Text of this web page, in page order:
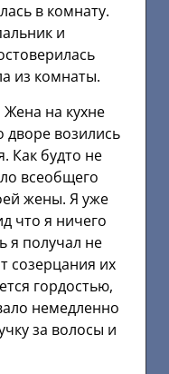
в комнату.
и
из комнаты.
на кухне
дворе возились
Как будто не
всеобщего
жены. Я уже
что я ничего
я получал не
созерцания их
гордостью,
немедленно
за волосы и